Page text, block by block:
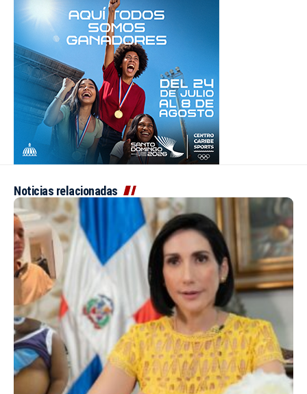
Noticias relacionadas